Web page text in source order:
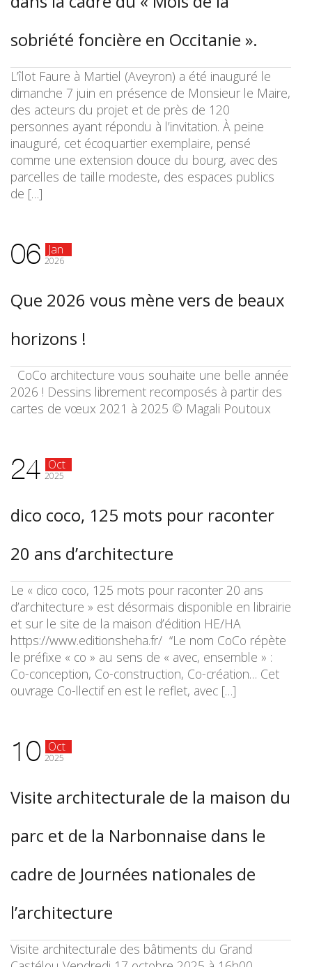
sobriété foncière en Occitanie ».
L’îlot Faure à Martiel (Aveyron) a été inauguré le
dimanche 7 juin en présence de Monsieur le Maire,
des acteurs du projet et de près de 120
personnes ayant répondu à l’invitation. À peine
inauguré, cet écoquartier exemplaire, pensé
comme une extension douce du bourg, avec des
parcelles de taille modeste, des espaces publics
de […]
06 Jan
2026
Que 2026 vous mène vers de beaux
horizons !
CoCo architecture vous souhaite une belle année
2026 ! Dessins librement recomposés à partir des
cartes de vœux 2021 à 2025 © Magali Poutoux
24 Oct
2025
dico coco, 125 mots pour raconter
20 ans d’architecture
Le « dico coco, 125 mots pour raconter 20 ans
d’architecture » est désormais disponible en librairie
et sur le site de la maison d’édition HE/HA
https://www.editionsheha.fr/ “Le nom CoCo répète
le préfixe « co » au sens de « avec, ensemble » :
Co-conception, Co-construction, Co-création… Cet
ouvrage Co-llectif en est le reflet, avec […]
10 Oct
2025
Visite architecturale de la maison du
parc et de la Narbonnaise dans le
cadre de Journées nationales de
l’architecture
Visite architecturale des bâtiments du Grand